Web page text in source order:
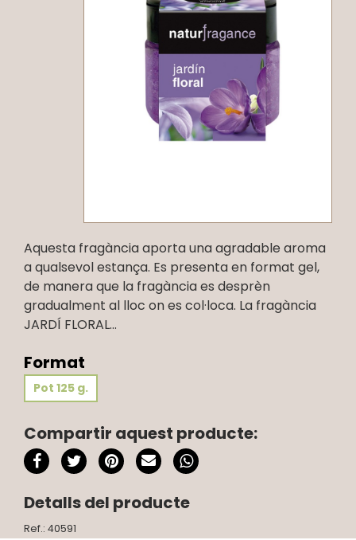
Aquesta fragància aporta una agradable aroma
a qualsevol estança. Es presenta en format gel,
de manera que la fragància es desprèn
gradualment al lloc on es col·loca. La fragància
JARDÍ FLORAL...
Format
Pot 125 g.
Compartir aquest producte:
Detalls del producte
Ref.: 40591